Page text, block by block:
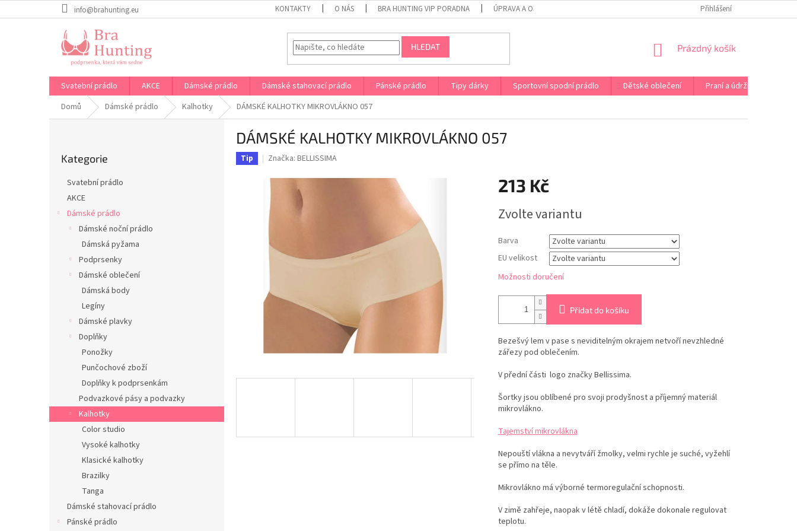
na
info@brahunting.eu KONTAKTY O NÁS BRA HUNTING VIP PORADNA ÚPRAVA A OPRAVA PRÁDLA NA MÍRU DOPRAVA A PLATBA ČR A EU
Přihlášení
HLEDAT
NÁKUPNÍ
Prázdný košík
Svatební prádlo AKCE Dámské prádlo Dámské stahovací prádlo Pánské prádlo Tipy dárky Sportovní spodní prádlo Dětské oblečení Praní a údržba
Domů
Dámské prádlo Kalhotky DÁMSKÉ KALHOTKY MIKROVLÁKNO 057
kategorie
Kategorie
Svatební prádlo
AKCE
Dámské prádlo
Dámské noční prádlo
Dámská pyžama
Podprsenky
Dámské oblečení
Dámská body
Legíny
Dámské plavky
Doplňky
Ponožky
Punčochové zboží
Doplňky k podprsenkám
Podvazkové pásy a podvazky
Kalhotky
Color studio
Vysoké kalhotky
Klasické kalhotky
Brazilky
Tanga
Dámské stahovací prádlo
Pánské prádlo
DÁMSKÉ KALHOTKY MIKROVLÁKNO 057
Tip Značka: BELLISSIMA
213 Kč
cena:
Zvolte variantu
Barva
EU velikost
Možnosti doručení
Přidat do košíku
Bezešvý lem v pase s neviditelným okrajem netvoří nevzhledné
zářezy pod oblečením.
V přední části logo značky Bellissima.
Šortky jsou oblíbené pro svoji prodyšnost a příjemný materiál
mikrovlákno.
Tajemství mikrovlákna
Nepouští vlákna a nevytváří žmolky, velmi rychle je suché, vyžehlí
se přímo na těle.
Mikrovlákno má výborné termoregulační schopnosti.
V zimě zahřeje, naopak v létě chladí, dokáže dokonale regulovat
teplotu.